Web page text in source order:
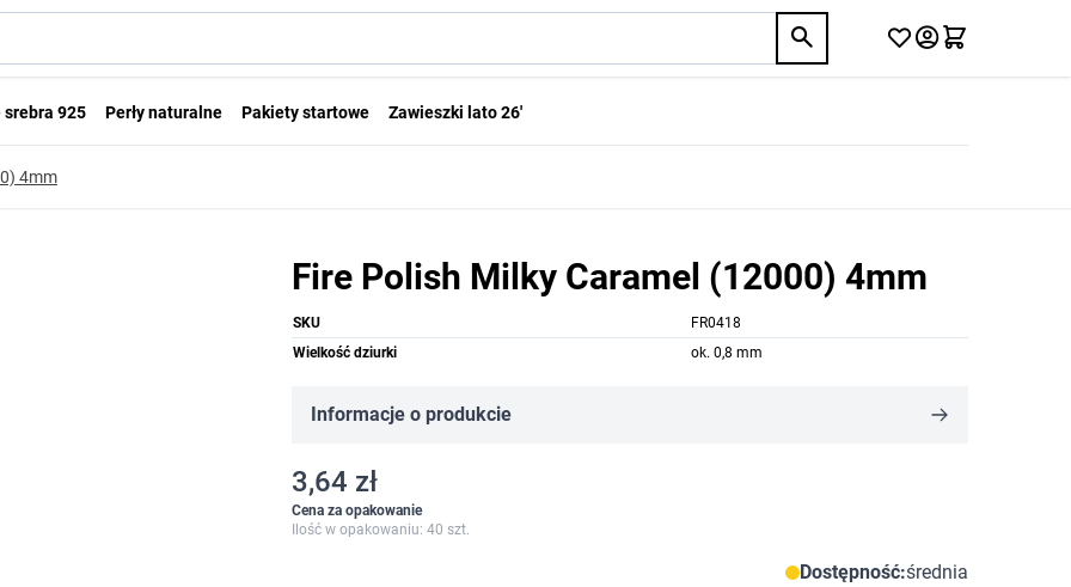
srebra 925 Perły naturalne Pakiety startowe Zawieszki lato 26'
4mm
Fire Polish Milky Caramel (12000) 4mm
SKU
FR0418
Wielkość dziurki
ok. 0,8 mm
Informacje o produkcie
3,64 zł
Cena za opakowanie
Ilość w opakowaniu: 40 szt.
Dostępność:średnia